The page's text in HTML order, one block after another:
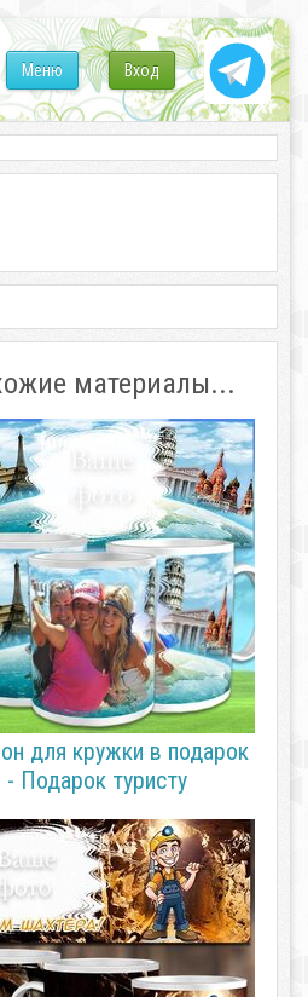
Вход
Меню
материалы...
для кружки в подарок
- Подарок туристу